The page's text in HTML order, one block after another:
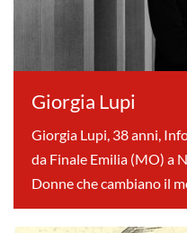
Giorgia Lupi
Giorgia Lupi, 38 anni,
da Finale Emilia (MO) a
Donne che cambiano il